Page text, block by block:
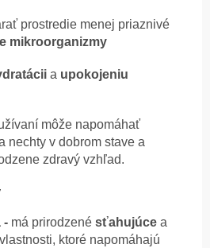
prostredie menej priaznivé
mikroorganizmy
a upokojeniu
môže napomáhať
nechty v dobrom stave a
zdravý vzhľad.
- má prirodzené sťahujúce a
vlastnosti, ktoré napomáhajú